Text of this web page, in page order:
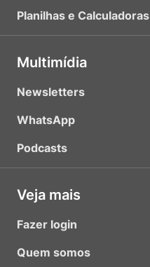
Planilhas e Calculadoras
Multimídia
Newsletters
WhatsApp
Podcasts
Veja mais
Fazer login
Quem somos